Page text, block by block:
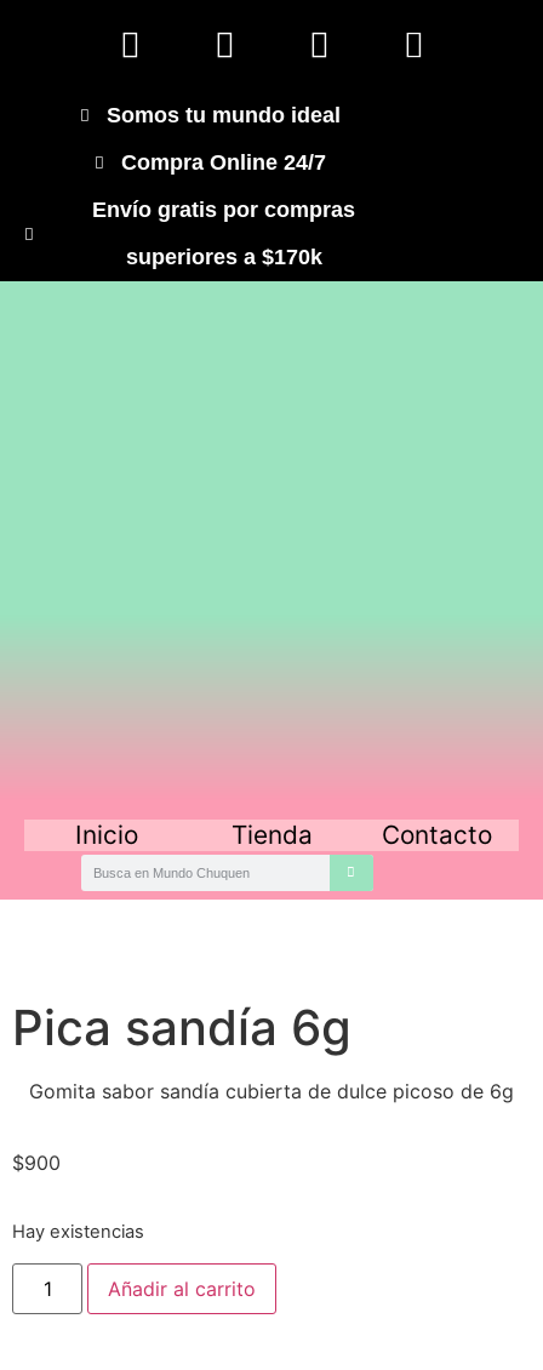
Somos tu mundo ideal
Compra Online 24/7
Envío gratis por compras
superiores a $170k
Inicio Tienda Contacto
Pica sandía 6g
Gomita sabor sandía cubierta de dulce picoso de 6g
$900
Hay existencias
Añadir al carrito